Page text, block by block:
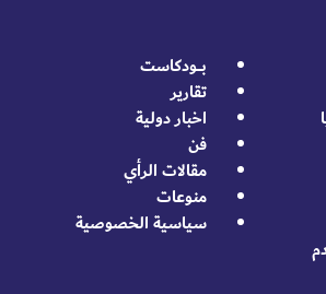
بــــودكاست
تقارير
اخبار دولية
فن
مقالات الرأي
منوعات
سياسية الخصوصية